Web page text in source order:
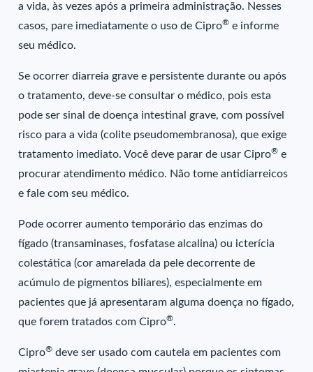
a vida, às vezes após a primeira administração. Nesses
casos, pare imediatamente o uso de Cipro® e informe
seu médico.
Se ocorrer diarreia grave e persistente durante ou após
o tratamento, deve-se consultar o médico, pois esta
pode ser sinal de doença intestinal grave, com possível
risco para a vida (colite pseudomembranosa), que exige
tratamento imediato. Você deve parar de usar Cipro® e
procurar atendimento médico. Não tome antidiarreicos
e fale com seu médico.
Pode ocorrer aumento temporário das enzimas do
fígado (transaminases, fosfatase alcalina) ou icterícia
colestática (cor amarelada da pele decorrente de
acúmulo de pigmentos biliares), especialmente em
pacientes que já apresentaram alguma doença no fígado,
que forem tratados com Cipro®.
Cipro® deve ser usado com cautela em pacientes com